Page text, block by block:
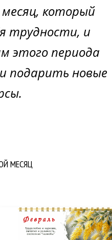
который
трудности, и
этого периода
подарить новые
МЕСЯЦ